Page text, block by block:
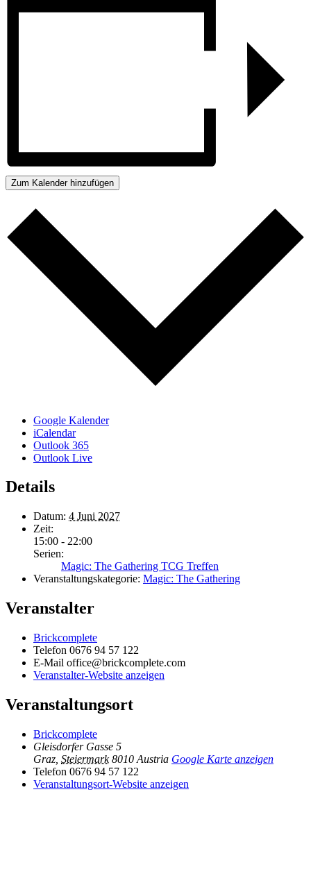
Zum Kalender hinzufügen
Google Kalender
iCalendar
Outlook 365
Outlook Live
Details
Datum: 4 Juni 2027
Zeit:
15:00 - 22:00
Serien:
Magic: The Gathering TCG Treffen
Veranstaltungskategorie: Magic: The Gathering
Veranstalter
Brickcomplete
Telefon 0676 94 57 122
E-Mail office@brickcomplete.com
Veranstalter-Website anzeigen
Veranstaltungsort
Brickcomplete
Gleisdorfer Gasse 5
Graz Steiermark 8010 Austria Google Karte anzeigen
Telefon 0676 94 57 122
Veranstaltungsort-Website anzeigen